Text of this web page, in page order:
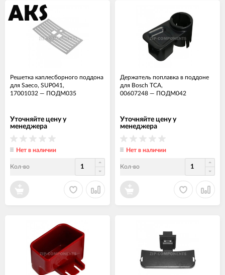
Решетка каплесборного поддона
для Saeco, SUP041,
17001032 — ПОДМ035
Уточняйте цену у
менеджера
Нет в наличии
Кол-во
Держатель поплавка в поддоне
для Bosch TCA,
00607248 — ПОДМ042
Уточняйте цену у
менеджера
Нет в наличии
Кол-во